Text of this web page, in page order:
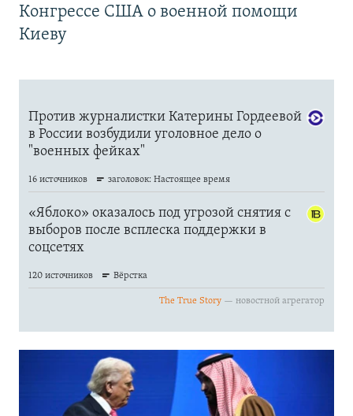
Конгрессе США о военной помощи
Киеву